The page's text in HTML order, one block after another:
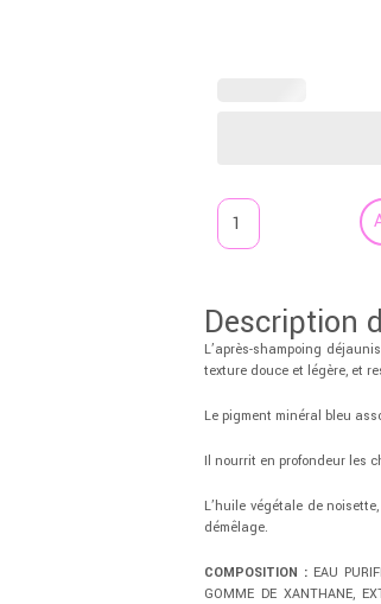
Description
L’après-shampoing
texture douce et légère, et
Le pigment minéral bleu
Il nourrit en profondeur les
L’huile végétale de
démêlage.
COMPOSITION : EAU
GOMME DE XANTHANE,